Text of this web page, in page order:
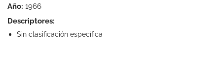
Año: 1966
Descriptores:
Sin clasificación específica